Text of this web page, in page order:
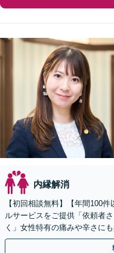
内縁解消
【初回相談無料】【年間100
ルサービスをご提供「依頼者
く」女性特有の痛みや辛さに
産分与／慰謝料／婚姻費用／